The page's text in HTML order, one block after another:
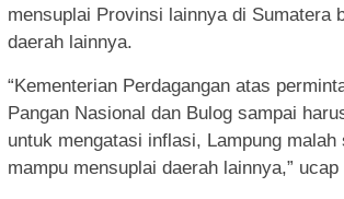
mensuplai Provinsi lainnya di Sumatera
daerah lainnya.
“Kementerian Perdagangan atas
Pangan Nasional dan Bulog sampai
untuk mengatasi inflasi, Lampung malah
mampu mensuplai daerah lainnya,” ucap